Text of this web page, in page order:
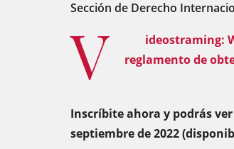
Sección de Derecho
V
ideostraming:
reglamento de
Inscríbite ahora y podrás
septiembre de 2022